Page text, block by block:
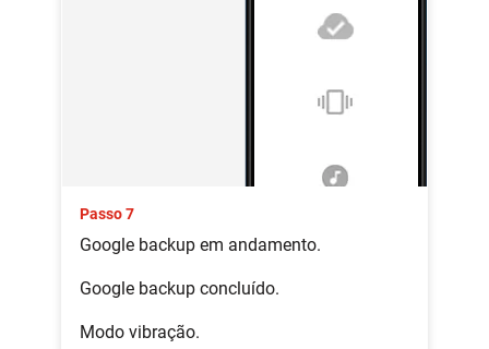
Passo 7
Google backup em andamento.
Google backup concluído.
Modo vibração.